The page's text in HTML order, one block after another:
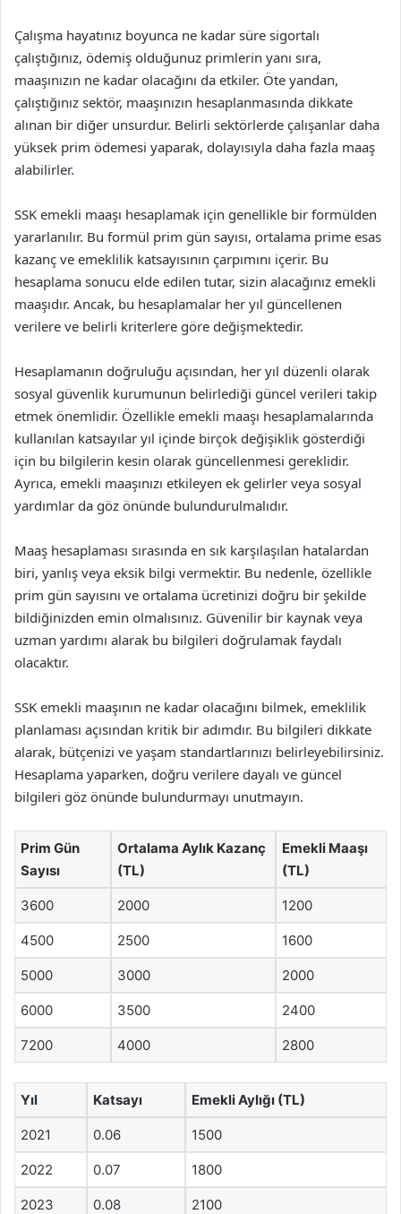
Çalışma hayatınız boyunca ne kadar süre sigortalı
çalıştığınız, ödemiş olduğunuz primlerin yanı sıra,
maaşınızın ne kadar olacağını da etkiler. Öte yandan,
çalıştığınız sektör, maaşınızın hesaplanmasında dikkate
alınan bir diğer unsurdur. Belirli sektörlerde çalışanlar daha
yüksek prim ödemesi yaparak, dolayısıyla daha fazla maaş
alabilirler.
SSK emekli maaşı hesaplamak için genellikle bir formülden
yararlanılır. Bu formül prim gün sayısı, ortalama prime esas
kazanç ve emeklilik katsayısının çarpımını içerir. Bu
hesaplama sonucu elde edilen tutar, sizin alacağınız emekli
maaşıdır. Ancak, bu hesaplamalar her yıl güncellenen
verilere ve belirli kriterlere göre değişmektedir.
Hesaplamanın doğruluğu açısından, her yıl düzenli olarak
sosyal güvenlik kurumunun belirlediği güncel verileri takip
etmek önemlidir. Özellikle emekli maaşı hesaplamalarında
kullanılan katsayılar yıl içinde birçok değişiklik gösterdiği
için bu bilgilerin kesin olarak güncellenmesi gereklidir.
Ayrıca, emekli maaşınızı etkileyen ek gelirler veya sosyal
yardımlar da göz önünde bulundurulmalıdır.
Maaş hesaplaması sırasında en sık karşılaşılan hatalardan
biri, yanlış veya eksik bilgi vermektir. Bu nedenle, özellikle
prim gün sayısını ve ortalama ücretinizi doğru bir şekilde
bildiğinizden emin olmalısınız. Güvenilir bir kaynak veya
uzman yardımı alarak bu bilgileri doğrulamak faydalı
olacaktır.
SSK emekli maaşının ne kadar olacağını bilmek, emeklilik
planlaması açısından kritik bir adımdır. Bu bilgileri dikkate
alarak, bütçenizi ve yaşam standartlarınızı belirleyebilirsiniz.
Hesaplama yaparken, doğru verilere dayalı ve güncel
bilgileri göz önünde bulundurmayı unutmayın.
Prim Gün
Sayısı
Ortalama Aylık Kazanç
(TL)
Emekli Maaşı
(TL)
3600 2000 1200
4500 2500 1600
5000 3000 2000
6000 3500 2400
7200 4000 2800
Yıl Katsayı Emekli Aylığı (TL)
2021 0.06 1500
2022 0.07 1800
2023 0.08 2100